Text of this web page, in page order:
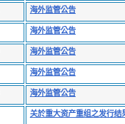
海外监管公告
海外监管公告
海外监管公告
海外监管公告
海外监管公告
关於重大资产重组之发行结